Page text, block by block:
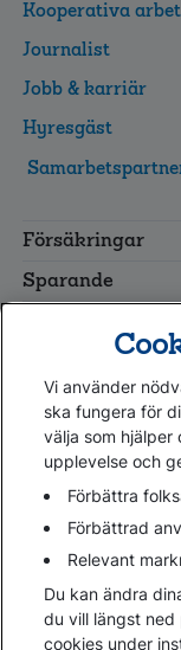
Kooperativa
Journalist
Jobb & karriär
Hyresgäst
grupp
Försäkringar
Sparande
Kundservice
Hjälp
Webbkarta
Cookies
Hantera cookies
Personuppgifter
Om
Vi använder
ska fungera för
välja som
upplevelse och
Förbättra
Förbättrad
Relevant
Du kan ändra
du vill längst ned
cookies under